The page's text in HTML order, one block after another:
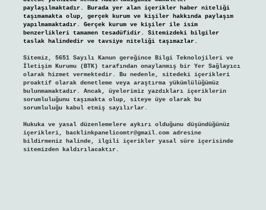
paylaşılmaktadır. Burada yer alan içerikler haber niteliği
taşımamakta olup, gerçek kurum ve kişiler hakkında paylaşım
yapılmamaktadır. Gerçek kurum ve kişiler ile isim
benzerlikleri tamamen tesadüfidir. Sitemizdeki bilgiler
taslak halindedir ve tavsiye niteliği taşımazlar.
Sitemiz, 5651 Sayılı Kanun gereğince Bilgi Teknolojileri ve
İletişim Kurumu (BTK) tarafından onaylanmış bir Yer Sağlayıcı
olarak hizmet vermektedir. Bu nedenle, sitedeki içerikleri
proaktif olarak denetleme veya araştırma yükümlülüğümüz
bulunmamaktadır. Ancak, üyelerimiz yazdıkları içeriklerin
sorumluluğunu taşımakta olup, siteye üye olarak bu
sorumluluğu kabul etmiş sayılırlar.
Hukuka ve yasal düzenlemelere aykırı olduğunu düşündüğünüz
içerikleri, backlinkpanelicomtr@gmail.comadresine
bildirmeniz halinde, ilgili içerikler yasal süre içerisinde
sitemizden kaldırılacaktır.